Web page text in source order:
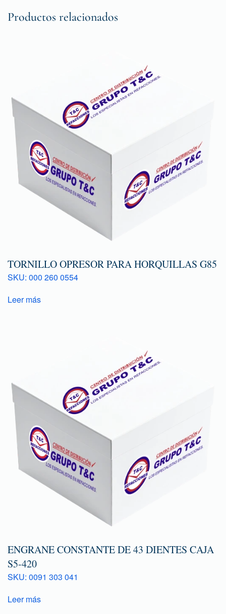
Productos relacionados
TORNILLO OPRESOR PARA HORQUILLAS G85
SKU: 000 260 0554
Leer más
ENGRANE CONSTANTE DE 43 DIENTES CAJA
S5-420
SKU: 0091 303 041
Leer más